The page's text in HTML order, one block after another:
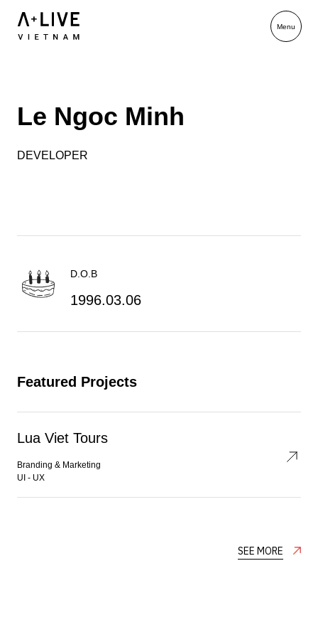
D.O.B
1996.03.06
Le Ngoc Minh
DEVELOPER
Featured Projects
Lua Viet Tours
Branding & Marketing
UI - UX
SEE MORE